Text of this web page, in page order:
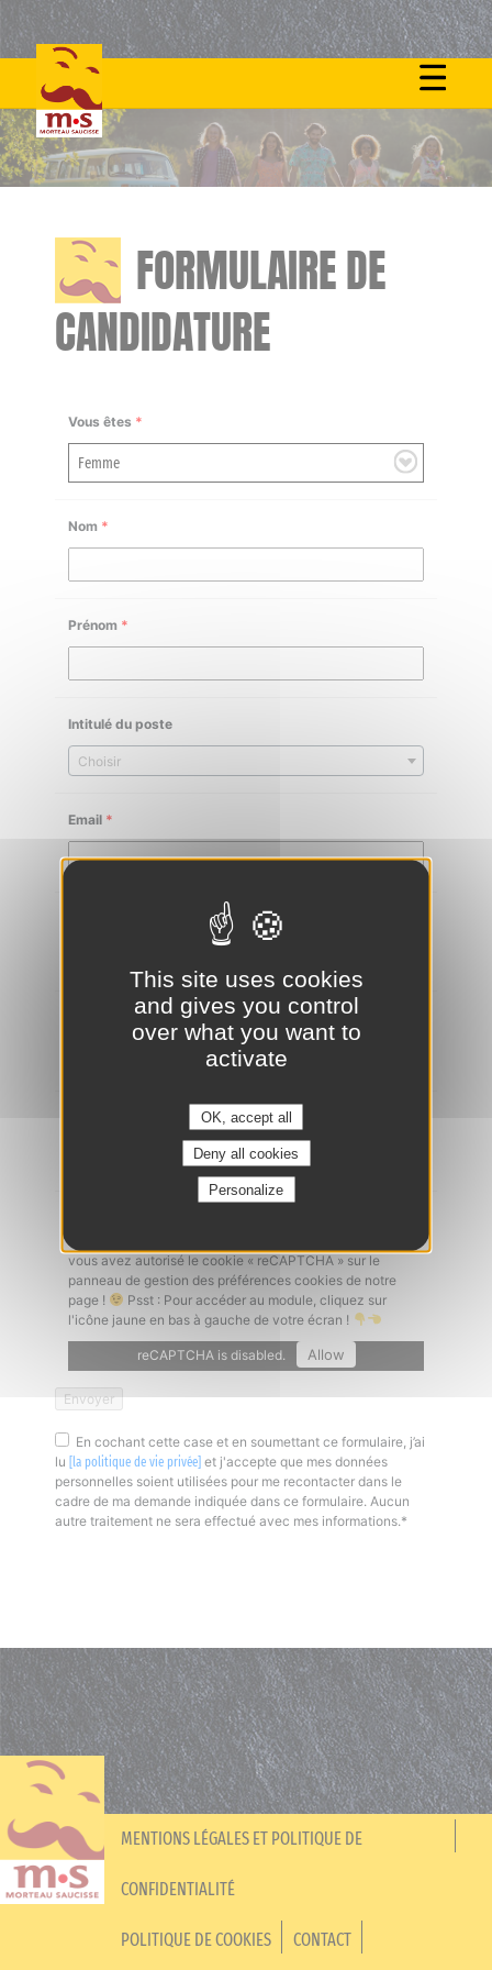
Skip
FORMULAIRE DE
CANDIDATURE
Vous êtes *
Nom *
Prénom *
Intitulé du poste
Choisir
Email *
Ajouter un CV*
Un problème à l'envoi de votre candidature ? Vérifiez que
vous avez autorisé le cookie « reCAPTCHA » sur le
panneau de gestion des préférences cookies de notre
page !
Psst : Pour accéder au module, cliquez sur
l'icône jaune en bas à gauche de votre écran !
reCAPTCHA is disabled. Allow
En cochant cette case et en soumettant ce formulaire, j’ai
lu
[la politique de vie privée] et j'accepte que mes données
personnelles soient utilisées pour me recontacter dans le
cadre de ma demande indiquée dans ce formulaire. Aucun
autre traitement ne sera effectué avec mes informations.*
MENTIONS LÉGALES ET POLITIQUE DE
CONFIDENTIALITÉ
POLITIQUE DE COOKIES CONTACT
This site uses cookies
and gives you control
over what you want to
activate
OK, accept all
Deny all cookies
Personalize